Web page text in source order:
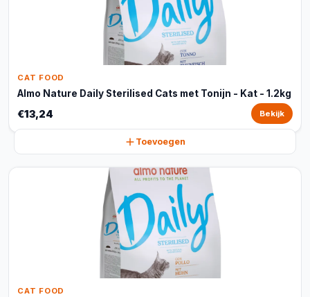
CAT FOOD
Almo Nature Daily Sterilised Cats met Tonijn - Kat - 1.2kg
€13,24 Bekijk
Toevoegen
CAT FOOD